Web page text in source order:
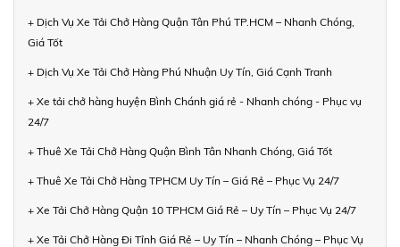
+ Dịch Vụ Xe Tải Chở Hàng Quận Tân Phú TP.HCM – Nhanh Chóng,
Giá Tốt
+ Dịch Vụ Xe Tải Chở Hàng Phú Nhuận Uy Tín, Giá Cạnh Tranh
+ Xe tải chở hàng huyện Bình Chánh giá rẻ - Nhanh chóng - Phục vụ
24/7
+ Thuê Xe Tải Chở Hàng Quận Bình Tân Nhanh Chóng, Giá Tốt
+ Thuê Xe Tải Chở Hàng TPHCM Uy Tín – Giá Rẻ – Phục Vụ 24/7
+ Xe Tải Chở Hàng Quận 10 TPHCM Giá Rẻ – Uy Tín – Phục Vụ 24/7
+ Xe Tải Chở Hàng Đi Tỉnh Giá Rẻ – Uy Tín – Nhanh Chóng – Phục Vụ